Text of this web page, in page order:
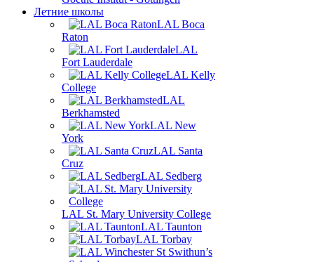
Летние школы
LAL Boca
Raton
LAL
Fort Lauderdale
LAL Kelly
College
LAL
Berkhamsted
LAL New
York
LAL Santa
Cruz
LAL Sedberg
LAL St. Mary University College
LAL Taunton
LAL Torbay